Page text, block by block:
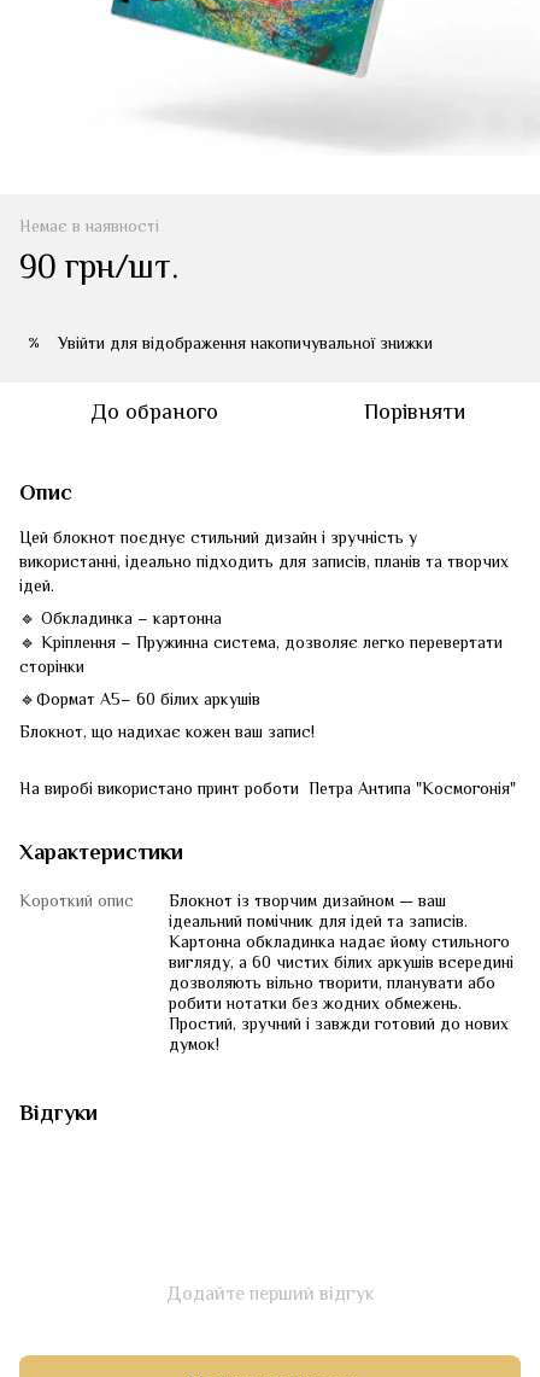
Немає в наявності
90 грн/шт.
% Увійти для відображення накопичувальної знижки
До обраного Порівняти
Опис
Цей блокнот поєднує стильний дизайн і зручність у
використанні, ідеально підходить для записів, планів та творчих
ідей.
🔹 Обкладинка – картонна
🔹 Кріплення – Пружинна система, дозволяє легко перевертати
сторінки
🔹Формат А5– 60 білих аркушів
Блокнот, що надихає кожен ваш запис!
На виробі використано принт роботи Петра Антипа "Космогонія"
Характеристики
Короткий опис
Блокнот із творчим дизайном — ваш
ідеальний помічник для ідей та записів.
Картонна обкладинка надає йому стильного
вигляду, а 60 чистих білих аркушів всередині
дозволяють вільно творити, планувати або
робити нотатки без жодних обмежень.
Простий, зручний і завжди готовий до нових
думок!
Відгуки
Додайте перший відгук